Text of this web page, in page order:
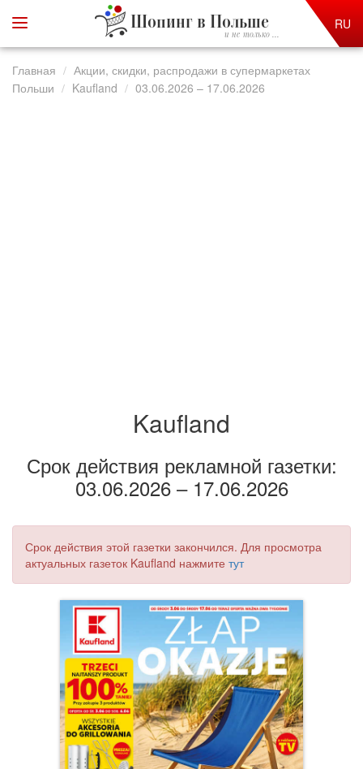
Шопинг в Польше
и не только ...
RU
Главная
Акции, скидки, распродажи в супермаркетах
Польши
Kaufland 03.06.2026 – 17.06.2026
Kaufland
Срок действия рекламной газетки:
03.06.2026 – 17.06.2026
Срок действия этой газетки закончился. Для просмотра
актуальных газеток Kaufland нажмите тут